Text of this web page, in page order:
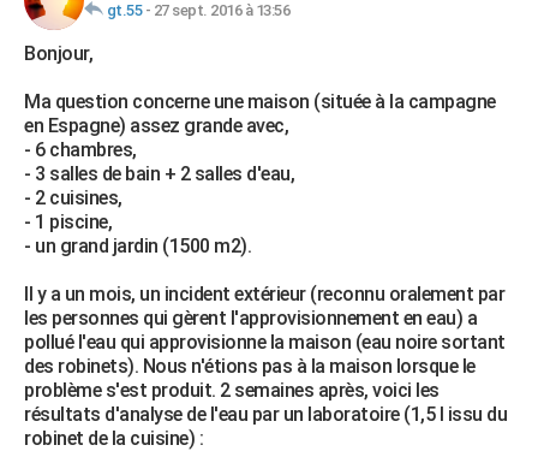
Essais
Réserver un essai
Citadines
Berlines
SUV
Forum auto
HIGH-TECH
Forum
Aménagement intérieur
Extérieur
Cuisine
Salle de bains
Jardinage
Rangement
WEEK-END
Guides de France
Escapades
Patrimoine
Expositions
Musées
Week-end nature
+LIFESTYLE
Art de vivre
Bien-être
Loisirs
Mode
Modes de vie
SANTE
VOYAGE
Destinations
City break
Voyage nature
Voyage de noces
Forum
Climat
+PHOTO
GUIDES D'ACHAT
BONS PLANS
gt.55- 27 sept. 2016 à 13:56
Bonjour,
Ma question concerne une maison (située à la campagne
en Espagne) assez grande avec,
- 6 chambres,
- 3 salles de bain + 2 salles d'eau,
- 2 cuisines,
- 1 piscine,
- un grand jardin (1500 m2).
Il y a un mois, un incident extérieur (reconnu oralement par
les personnes qui gèrent l'approvisionnement en eau) a
pollué l'eau qui approvisionne la maison (eau noire sortant
des robinets). Nous n'étions pas à la maison lorsque le
problème s'est produit. 2 semaines après, voici les
résultats d'analyse de l'eau par un laboratoire (1,5 l issu du
robinet de la cuisine) :